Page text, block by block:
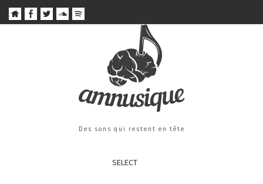
Des sons qui restent en tête
SELECT